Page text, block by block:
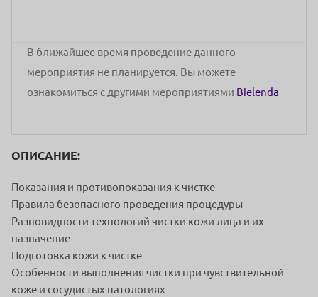
В ближайшее время проведение данного
мероприятия не планируется. Вы можете
ознакомиться с другими мероприятиями Bielenda
ОПИСАНИЕ:
Показания и противопоказания к чистке
Правила безопасного проведения процедуры
Разновидности технологий чистки кожи лица и их
назначение
Подготовка кожи к чистке
Особенности выполнения чистки при чувствительной
коже и сосудистых патологиях